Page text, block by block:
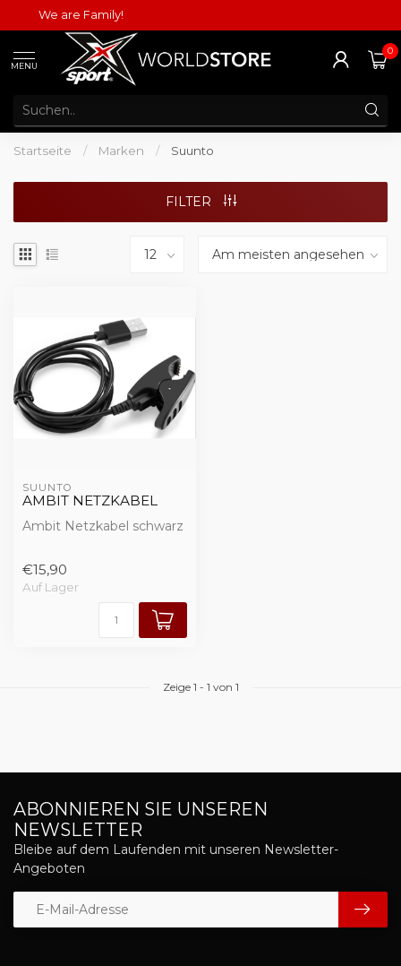
We are Family!
MENU
0
Startseite / Marken / Suunto
FILTER
SUUNTO
AMBIT NETZKABEL
Ambit Netzkabel schwarz
€15,90
Auf Lager
Zeige 1 - 1 von 1
ABONNIEREN SIE UNSEREN
NEWSLETTER
Bleibe auf dem Laufenden mit unseren Newsletter-
Angeboten